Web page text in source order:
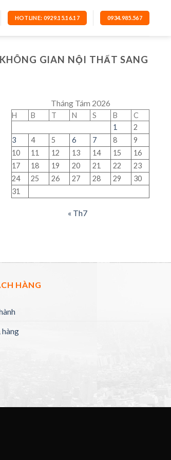
HOTLINE: 0929.15.16.17 0934.985.567
GIAN NỘI THẤT SANG
Tháng Tám 2026
H B T N S B
C
1
2
3
4 5 6 7 8
9
10
11 12 13 14 15
16
17
18 19 20 21 22
23
24
25 26 27 28 29
30
31
« Th7
HÀNG